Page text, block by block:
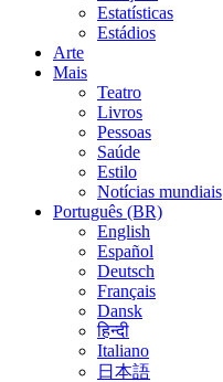
Estatísticas
Estádios
Arte
Mais
Teatro
Livros
Pessoas
Saúde
Estilo
Notícias mundiais
Português (BR)
English
Español
Deutsch
Français
Dansk
हिन्दी
Italiano
日本語